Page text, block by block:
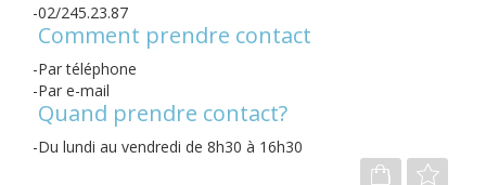
02/245.23.87
Comment prendre contact
Par téléphone
Par e-mail
Quand prendre contact?
Du lundi au vendredi de 8h30 à 16h30